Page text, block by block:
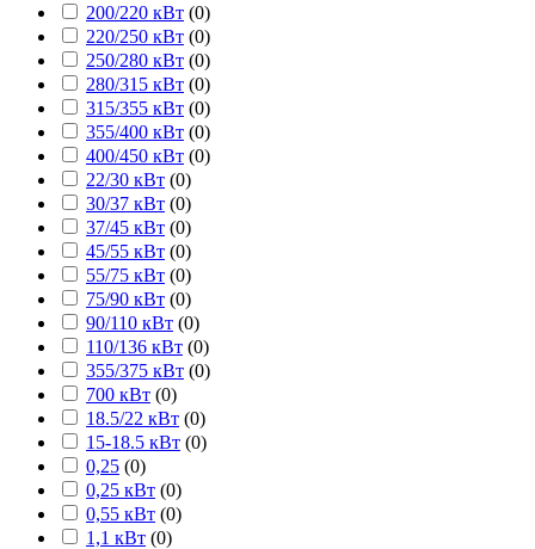
200/220 кВт (0)
220/250 кВт (0)
250/280 кВт (0)
280/315 кВт (0)
315/355 кВт (0)
355/400 кВт (0)
400/450 кВт (0)
22/30 кВт (0)
30/37 кВт (0)
37/45 кВт (0)
45/55 кВт (0)
55/75 кВт (0)
75/90 кВт (0)
90/110 кВт (0)
110/136 кВт (0)
355/375 кВт (0)
700 кВт (0)
18.5/22 кВт (0)
15-18.5 кВт (0)
0,25 (0)
0,25 кВт (0)
0,55 кВт (0)
1,1 кВт (0)